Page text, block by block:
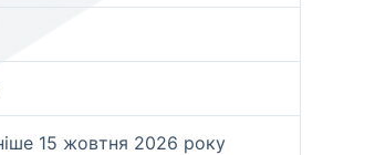
15 жовтня 2026 року